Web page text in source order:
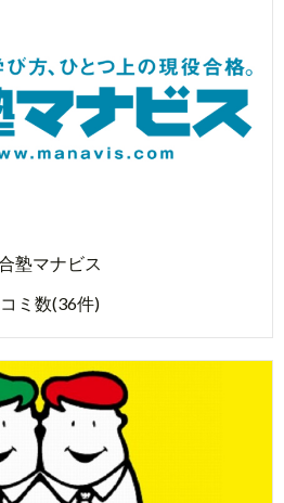
塾マナビス
ミ数(36件)